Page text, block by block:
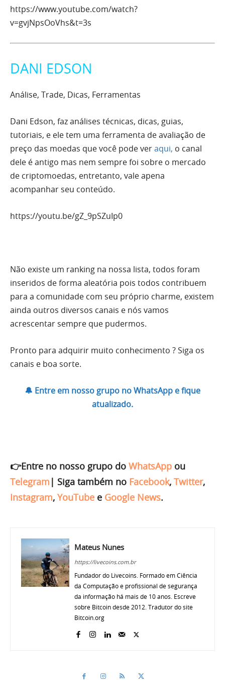
https://www.youtube.com/watch?
v=gvjNpsOoVhs&t=3s
DANI EDSON
Análise, Trade, Dicas, Ferramentas
Dani Edson, faz análises técnicas, dicas, guias,
tutoriais, e ele tem uma ferramenta de avaliação de
preço das moedas que você pode veraqui, o canal
dele é antigo mas nem sempre foi sobre o mercado
de criptomoedas, entretanto, vale apena
acompanhar seu conteúdo.
https://youtu.be/gZ_9pSZuIp0
Não existe um ranking na nossa lista, todos foram
inseridos de forma aleatória pois todos contribuem
para a comunidade com seu próprio charme, existem
ainda outros diversos canais e nós vamos
acrescentar sempre que pudermos.
Pronto para adquirir muito conhecimento ? Siga os
canais e boa sorte.
🔔 Entre em nosso grupo no WhatsApp e fique
atualizado.
👉Entre no nosso grupo do WhatsApp ou
Telegram | Siga também no Facebook, Twitter,
Instagram, YouTube e Google News.
Mateus Nunes
https://livecoins.com.br
Fundador do Livecoins. Formado em Ciência
da Computação e profissional de segurança
da informação há mais de 10 anos. Escreve
sobre Bitcoin desde 2012. Tradutor do site
Bitcoin.org